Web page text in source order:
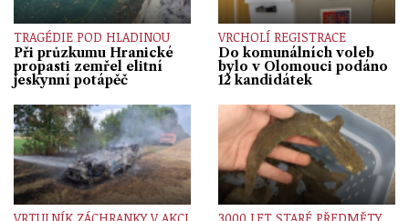
TRAGÉDIE POD HLADINOU
Při průzkumu Hranické
propasti zemřel elitní
jeskynní potápěč
VRCHOLÍ REGISTRACE
Do komunálních voleb
bylo v Olomouci podáno
12 kandidátek